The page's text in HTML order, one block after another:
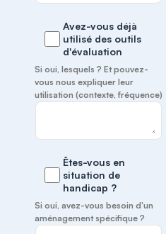
Avez-vous déjà
utilisé des outils
d'évaluation
Si oui, lesquels ? Et pouvez-
vous nous expliquer leur
utilisation (contexte, fréquence)
Êtes-vous en
situation de
handicap ?
Si oui, avez-vous besoin d'un
aménagement spécifique ?